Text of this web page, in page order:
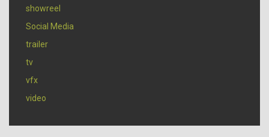
showreel
Social Media
trailer
tv
vfx
video